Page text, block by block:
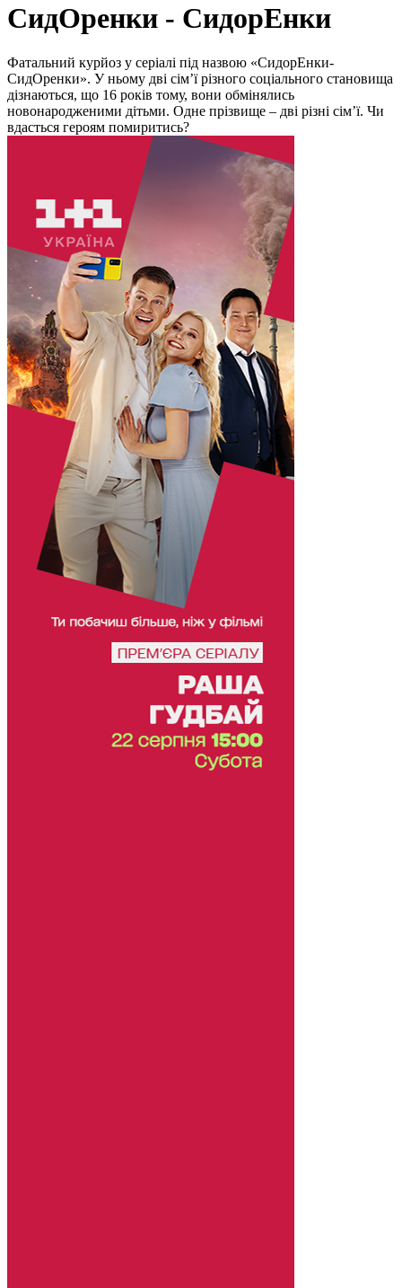
СидОренки - СидорЕнки
Фатальний курйоз у серіалі під назвою «СидорЕнки-
СидОренки». У ньому дві сім’ї різного соціального становища
дізнаються, що 16 років тому, вони обмінялись
новонародженими дітьми. Одне прізвище – дві різні сім’ї. Чи
вдасться героям помиритись?